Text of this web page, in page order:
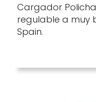
Cargador
regulable a muy
Spain.